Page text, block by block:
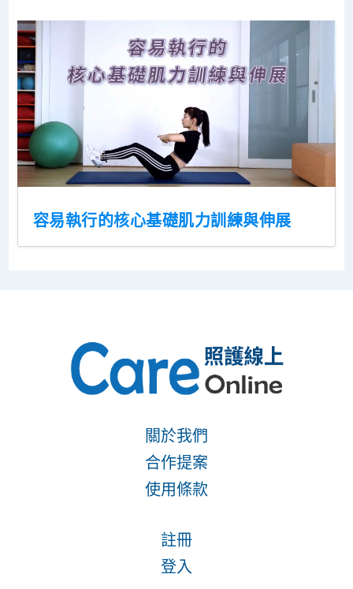
容易執行的核心基礎肌力訓練與伸展
關於我們
合作提案
使用條款
註冊
登入